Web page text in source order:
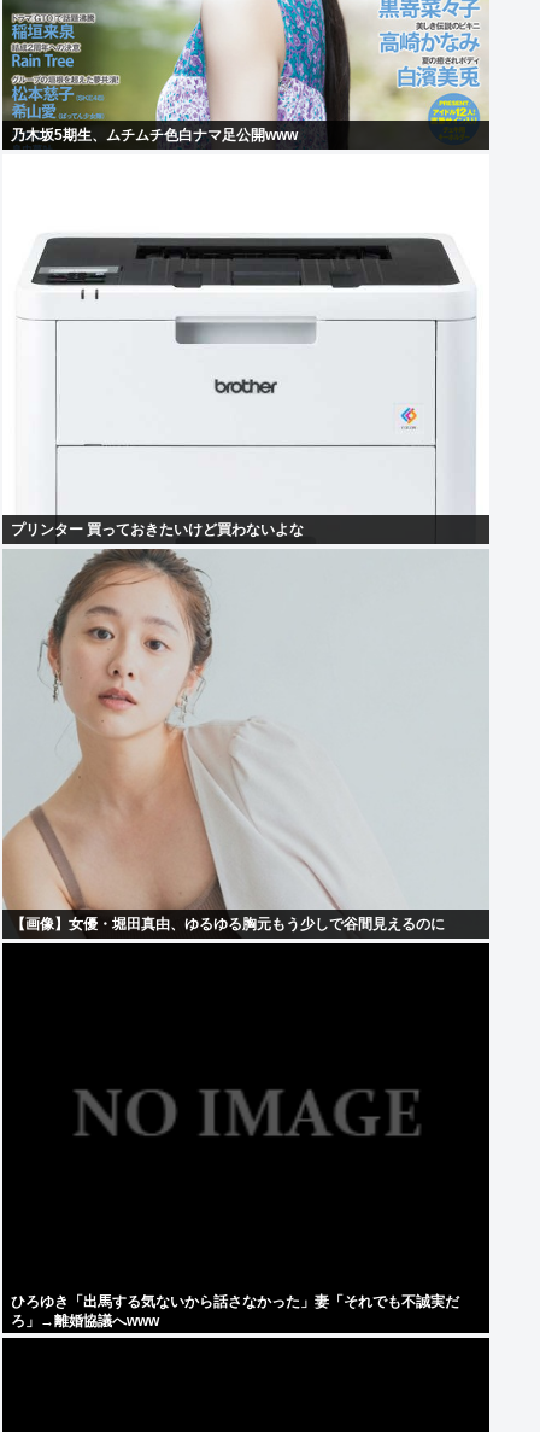
乃木坂5期生、ムチムチ色白ナマ足公開www
プリンター 買っておきたいけど買わないよな
【画像】女優・堀田真由、ゆるゆる胸元もう少しで谷間見えるのに
ひろゆき「出馬する気ないから話さなかった」妻「それでも不誠実だ
ろ」→離婚協議へwww